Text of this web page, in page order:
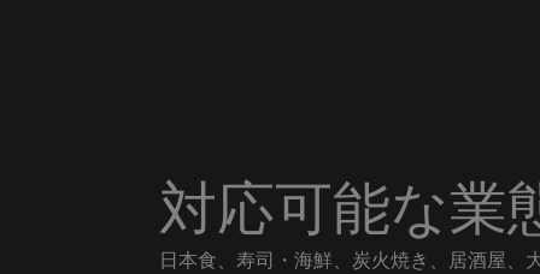
対応可能な業
日本食、寿司・海鮮、炭火焼き、居酒屋、